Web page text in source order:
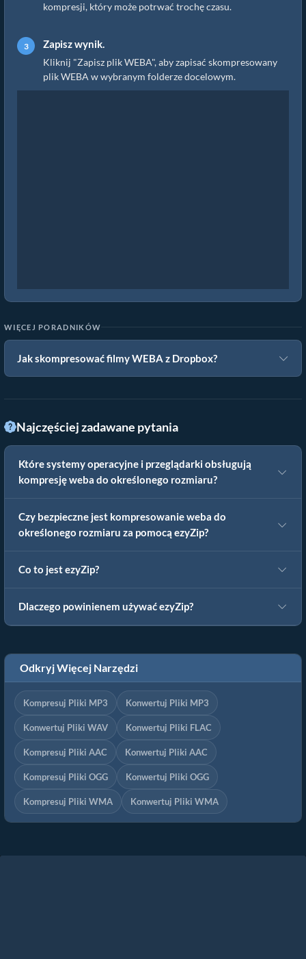
kompresji, który może potrwać trochę czasu.
Zapisz wynik.
Kliknij "Zapisz plik WEBA", aby zapisać skompresowany
plik WEBA w wybranym folderze docelowym.
WIĘCEJ PORADNIKÓW
Jak skompresować filmy WEBA z Dropbox?
Najczęściej zadawane pytania
Które systemy operacyjne i przeglądarki obsługują
kompresję weba do określonego rozmiaru?
Czy bezpieczne jest kompresowanie weba do
określonego rozmiaru za pomocą ezyZip?
Co to jest ezyZip?
Dlaczego powinienem używać ezyZip?
Odkryj Więcej Narzędzi
Kompresuj Pliki MP3 Konwertuj Pliki MP3
Konwertuj Pliki WAV Konwertuj Pliki FLAC
Kompresuj Pliki AAC Konwertuj Pliki AAC
Kompresuj Pliki OGG Konwertuj Pliki OGG
Kompresuj Pliki WMA Konwertuj Pliki WMA